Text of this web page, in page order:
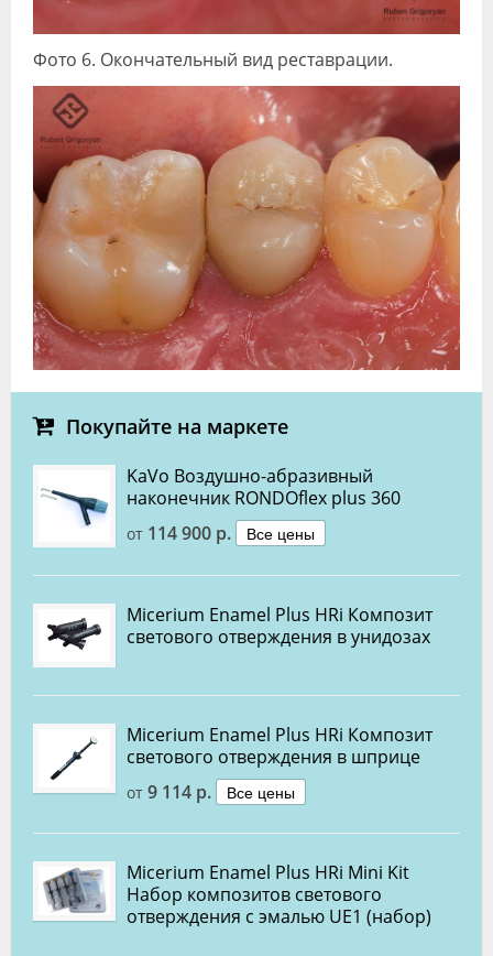
Фото 6. Окончательный вид реставрации.
Покупайте на маркете
KaVo Воздушно-абразивный
наконечник RONDOflex plus 360
от 114 900 р. Все цены
Micerium Enamel Plus HRi Композит
светового отверждения в унидозах
Micerium Enamel Plus HRi Композит
светового отверждения в шприце
от 9 114 р. Все цены
Micerium Enamel Plus HRi Mini Kit
Набор композитов светового
отверждения с эмалью UE1 (набор)